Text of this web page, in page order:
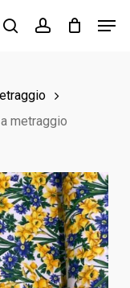
searchaccount
metraggio